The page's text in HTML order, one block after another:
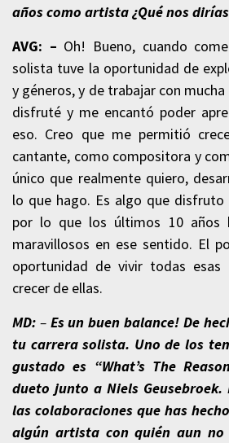
años como artista ¿Qué nos
AVG: – Oh! Bueno, cuando
solista tuve la oportunidad de
y géneros, y de trabajar con
disfruté y me encantó poder
eso. Creo que me permitió
cantante, como compositora y
único que realmente quiero,
lo que hago. Es algo que
por lo que los últimos 10 años
maravillosos en ese sentido. El
oportunidad de vivir todas esas
crecer de ellas.
MD: – Es un buen balance! De
tu carrera solista. Uno de los
gustado es “What’s The
dueto junto a Niels Geusebroek.
las colaboraciones que has
algún artista con quién aun